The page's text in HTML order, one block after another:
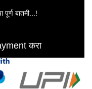
पूर्ण बातमी...!
करा